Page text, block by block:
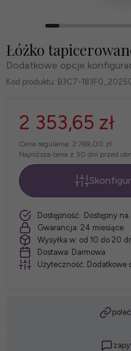
Łóżko
Dodatkowe opcje
Kod produktu: B3C7-
2 353,65 zł
Cena regularna: 2 769,00 zł
Najniższa cena z 30 dni przed
*
Rozmiar
łóżka:
szt.
Dostępność: Dostępny
Gwarancja: 24 miesiące
Wysyłka w: od 10 do 20
Dostawa: Darmowa
Użyteczność: Dodatkowe